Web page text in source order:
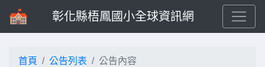
彰化縣梧鳳國小全球資訊網
首頁 公告列表 公告內容